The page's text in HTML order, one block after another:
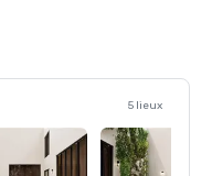
5 lieux